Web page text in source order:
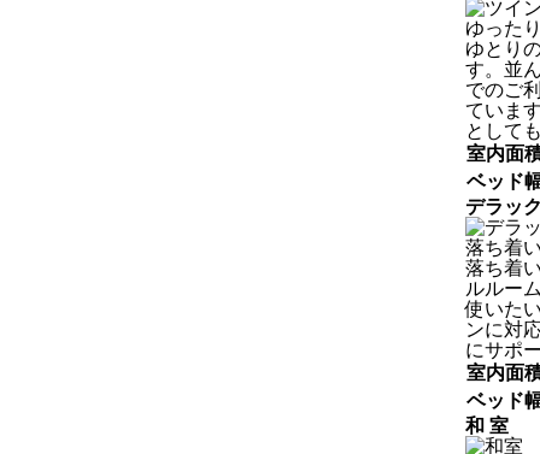
ゆった
ゆとり
す。並
でのご
ていま
として
室内面
ベッド
デラッ
落ち着
落ち着
ルルー
使いた
ンに対
にサポ
室内面
ベッド
和 室